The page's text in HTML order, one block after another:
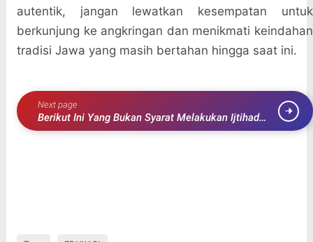
autentik, jangan lewatkan kesempatan untuk
berkunjung ke angkringan dan menikmati keindahan
tradisi Jawa yang masih bertahan hingga saat ini.
Next page
Berikut Ini Yang Bukan Syarat Melakukan Ijtihad
Adalah